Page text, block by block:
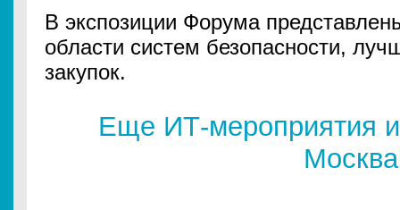
В экспозиции Форума
области систем безопасности,
закупок.
Еще ИТ-мероприятия
Москва